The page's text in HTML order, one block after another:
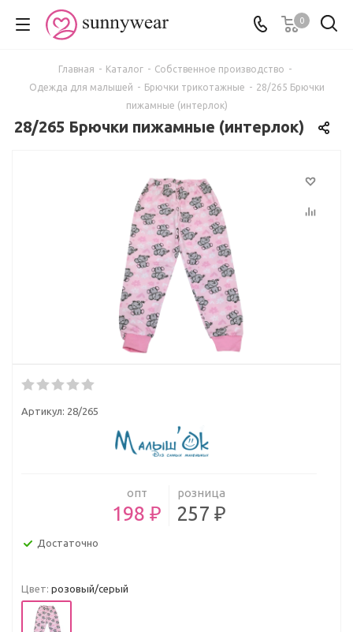
0
Главная - Каталог - Собственное производство -
Одежда для малышей - Брючки трикотажные - 28/265 Брючки
пижамные (интерлок)
28/265 Брючки пижамные (интерлок)
Артикул: 28/265
опт
198 ₽
розница
257 ₽
Достаточно
Цвет: розовый/серый